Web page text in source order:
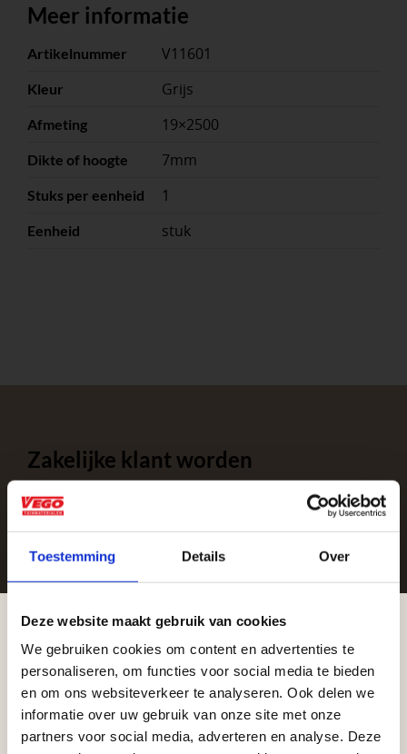
Toestemming Details Over
Deze website maakt gebruik van cookies
We gebruiken cookies om content en advertenties te
personaliseren, om functies voor social media te bieden
en om ons websiteverkeer te analyseren. Ook delen we
informatie over uw gebruik van onze site met onze
partners voor social media, adverteren en analyse. Deze
Meer informatie
Artikelnummer V11601
Kleur Grijs
Afmeting 19×2500
Dikte of hoogte 7mm
Stuks per eenheid 1
Eenheid stuk
Zakelijke klant worden
Vego Tuinmaterialen is de meest geschikte partner
voor zakelijke klanten op zoek naar tuin- en
tuinmaterialen bieden wij een breed assortiment
zakelijke mogelijkheden.
Aangepaste openingstijden tijdens de
vakantieperiode
Waardenburg en Vego Dordrecht hanteren tijdens